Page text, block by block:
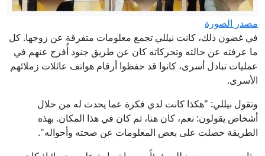
مصدر الصورة
في غضون ذلك، كانت نيللي تجمع معلومات متفرقة عن زوجها. كل
ما عرفته عن حالته وتحركاته كان عن طريق جنود أُفرج عنهم في
عمليات تبادل أسرى، كانوا قد حفظوا أرقام هواتف عائلات زملائهم
الأسرى.
وتقول نيللي: "هكذا كانت لدي فكرة عما يحدث له من خلال
أشخاص يقولون: نعم، كان هنا، ثم كان في هذا المكان. بهذه
الطريقة حصلت على بعض المعلومات عن صحته وأحواله".